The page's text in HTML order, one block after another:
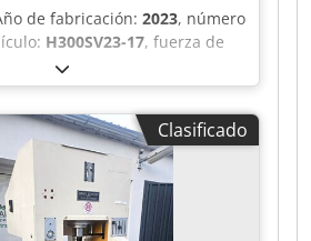
de fabricación: 2023, número
H300SV23-17, fuerza de
, carrera:
, longitud de la mesa:1.200
21.000 kg, fuerza del cojín de
carrera del cojín de tracción:300
básicos • Control: PLC
de prensado / capacidad: 300 t
30 kW • Año de fabricación:
serie: H300SV23-17 Área de
Clasificado